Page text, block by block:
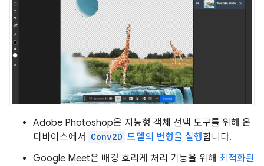
Adobe Photoshop은 지능형 객체 선택 도구를 위해 온
디바이스에서
Conv2D 모델의 변형을 실행합니다.
Google Meet은 배경 흐리게 처리 기능을 위해 최적화된